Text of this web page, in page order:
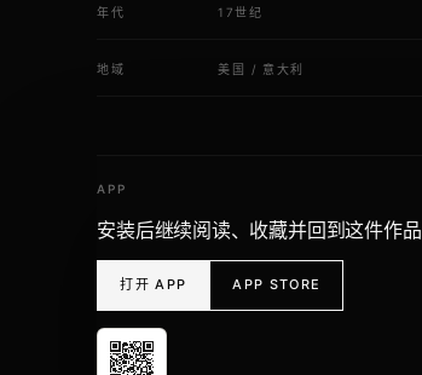
年代 17世纪
地域 美国 / 意大利
APP
安装后继续阅读、收藏并回到这件作品
打开 APP APP STORE